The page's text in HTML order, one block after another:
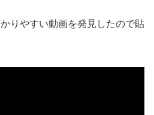
りやすい動画を発見したので貼